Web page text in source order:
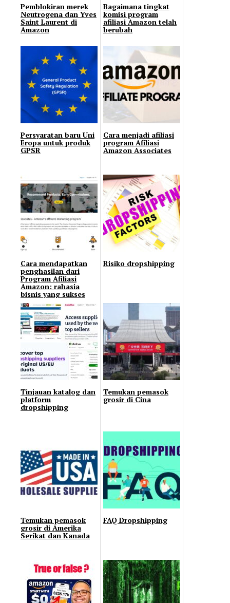
Pemblokiran merek
Neutrogena dan Yves
Saint Laurent di
Amazon
Bagaimana tingkat
komisi program
afiliasi Amazon telah
berubah
Persyaratan baru Uni
Eropa untuk produk
GPSR
Cara menjadi afiliasi
program Afiliasi
Amazon Associates
Cara mendapatkan
penghasilan dari
Program Afiliasi
Amazon: rahasia
bisnis yang sukses
Risiko dropshipping
Tinjauan katalog dan
platform
dropshipping
Temukan pemasok
grosir di Cina
Temukan pemasok
grosir di Amerika
Serikat dan Kanada
FAQ Dropshipping